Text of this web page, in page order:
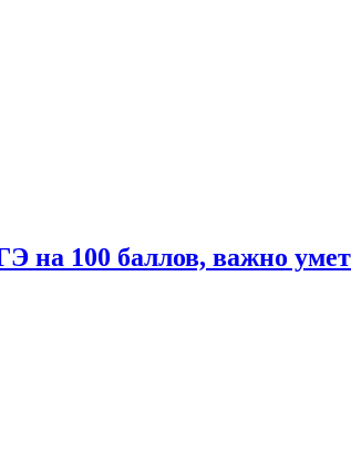
на 100 баллов, важно